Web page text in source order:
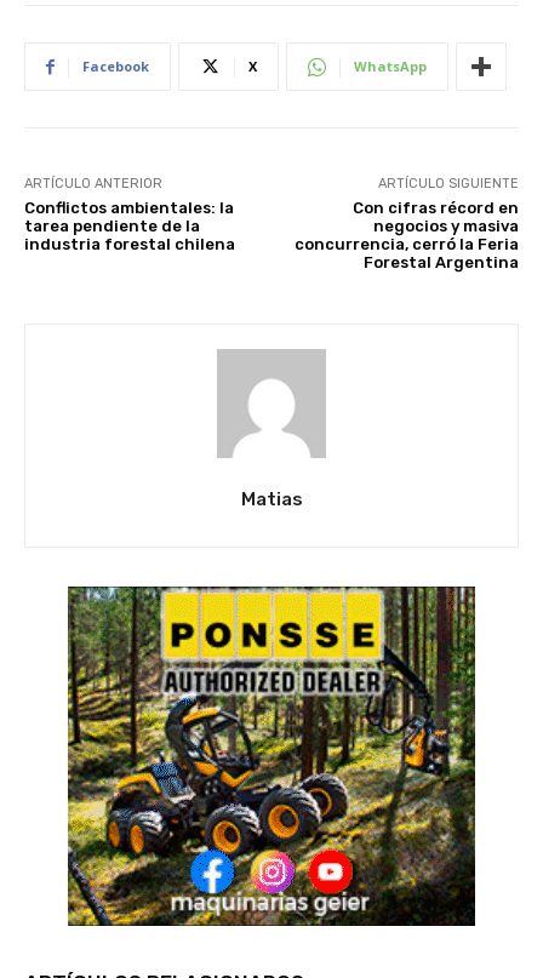
Facebook X WhatsApp
ARTÍCULO ANTERIOR
Conflictos ambientales: la
tarea pendiente de la
industria forestal chilena
ARTÍCULO SIGUIENTE
Con cifras récord en
negocios y masiva
concurrencia, cerró la Feria
Forestal Argentina
Matias